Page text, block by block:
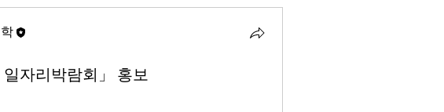
일자리박람회」 홍보